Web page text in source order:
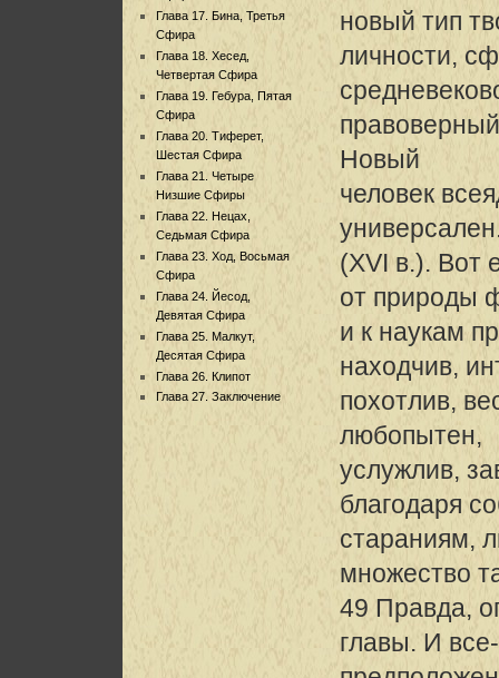
Глава 17. Бина, Третья
Сфира
Глава 18. Хесед,
Четвертая Сфира
Глава 19. Гебура, Пятая
Сфира
Глава 20. Тиферет,
Шестая Сфира
Глава 21. Четыре
Низшие Сфиры
Глава 22. Нецах,
Седьмая Сфира
Глава 23. Ход, Восьмая
Сфира
Глава 24. Йесод,
Девятая Сфира
Глава 25. Малкут,
Десятая Сфира
Глава 26. Клипот
Глава 27. Заключение
новый тип
личности,
Новый
человек
(XVI в.). Вот
от природы
и к наукам
находчив,
похотлив,
любопытен,
услужлив,
благодаря
стараниям,
множество
49 Правда,
главы. И